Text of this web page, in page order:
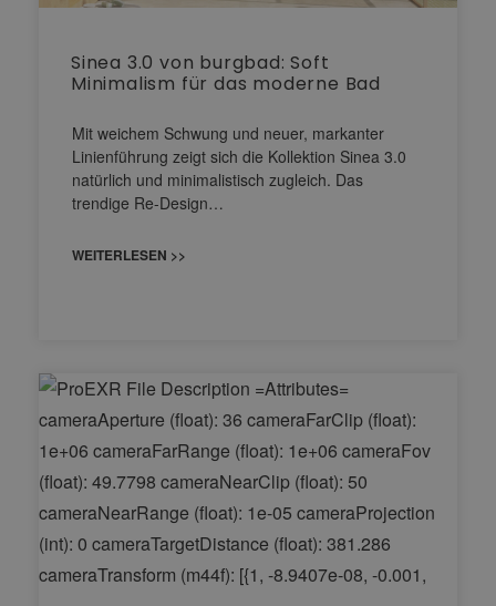
Sinea 3.0 von burgbad: Soft
Minimalism für das moderne Bad
Mit weichem Schwung und neuer, markanter
Linienführung zeigt sich die Kollektion Sinea 3.0
natürlich und minimalistisch zugleich. Das
trendige Re-Design…
WEITERLESEN >>